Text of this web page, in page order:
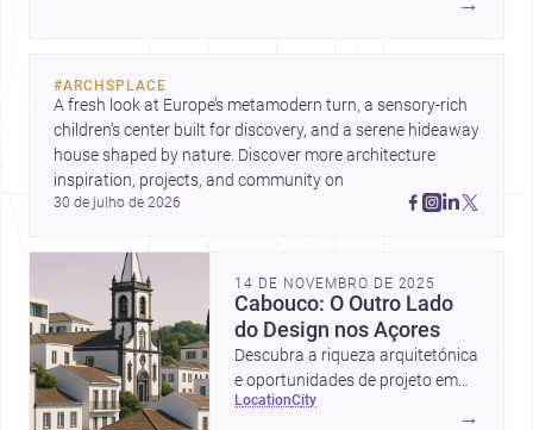
#ARCHSPLACE
A fresh look at Europe’s metamodern turn, a sensory-rich
children’s center built for discovery, and a serene hideaway
house shaped by nature. Discover more architecture
30 de julho de 2026
14 DE NOVEMBRO DE 2025
Cabouco: O Outro Lado
do Design nos Açores
Descubra a riqueza arquitetónica
e oportunidades de projeto em
Cabouco, Açores.
location city
→